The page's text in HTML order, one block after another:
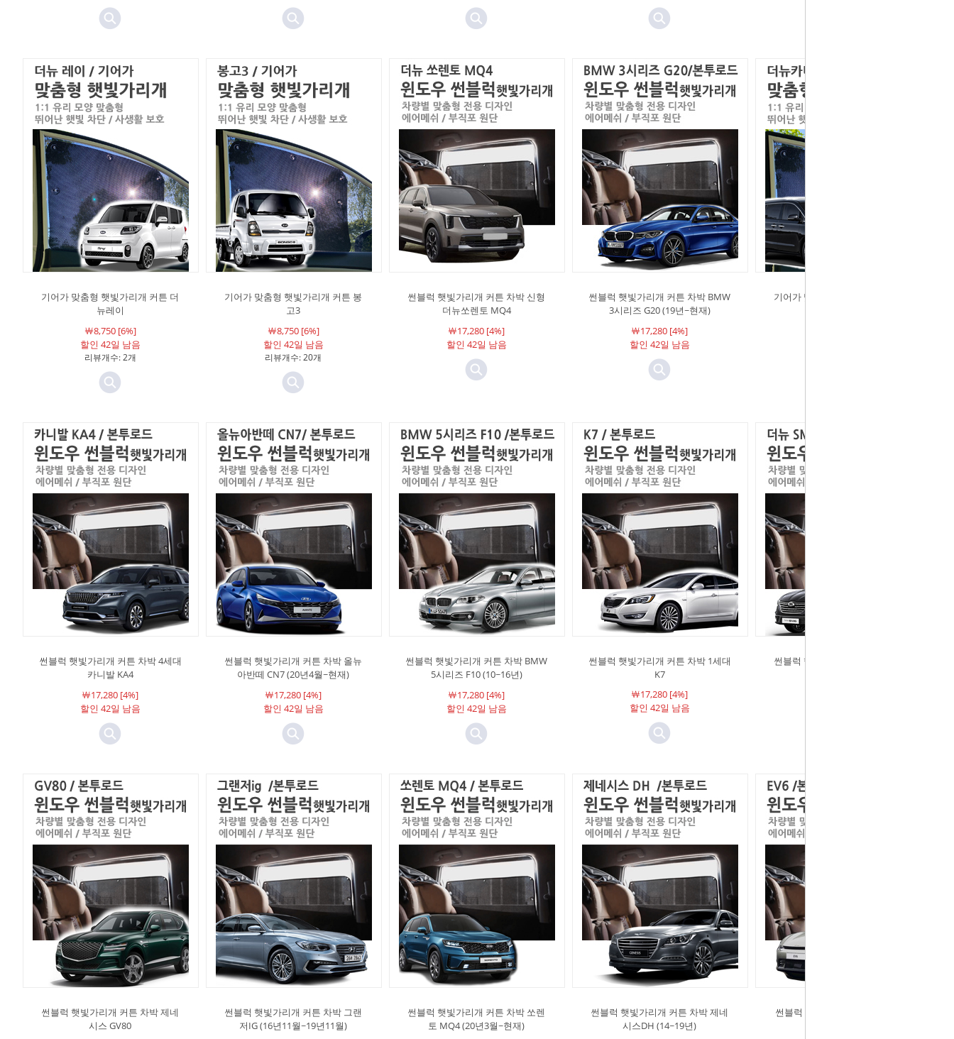
기어가 맞춤형 햇빛가리개 커튼 더
뉴레이
￦8,750 [6%]
할인 42일 남음
리뷰개수: 2개
기어가 맞춤형 햇빛가리개 커튼 봉
고3
￦8,750 [6%]
할인 42일 남음
리뷰개수: 20개
썬블럭 햇빛가리개 커튼 차박 신형
더뉴쏘렌토 MQ4
￦17,280 [4%]
할인 42일 남음
썬블럭 햇빛가리개 커튼 차박 BMW
3시리즈 G20 (19년~현재)
￦17,280 [4%]
할인 42일 남음
기어가 맞춤형 햇빛가리개 커튼 더
썬블럭 햇빛가리개 커튼 차박 4세대
카니발 KA4
￦17,280 [4%]
할인 42일 남음
썬블럭 햇빛가리개 커튼 차박 올뉴
아반떼 CN7 (20년4월~현재)
￦17,280 [4%]
할인 42일 남음
썬블럭 햇빛가리개 커튼 차박 BMW
5시리즈 F10 (10~16년)
￦17,280 [4%]
할인 42일 남음
썬블럭 햇빛가리개 커튼 차박 1세대
K7
￦17,280 [4%]
할인 42일 남음
썬블럭 햇빛가리개 커튼 차박 더뉴
썬블럭 햇빛가리개 커튼 차박 제네
시스 GV80
썬블럭 햇빛가리개 커튼 차박 그랜
저IG (16년11월~19년11월)
썬블럭 햇빛가리개 커튼 차박 쏘렌
토 MQ4 (20년3월~현재)
썬블럭 햇빛가리개 커튼 차박 제네
시스DH (14~19년)
썬블럭 햇빛가리개 커튼 차박 EV6